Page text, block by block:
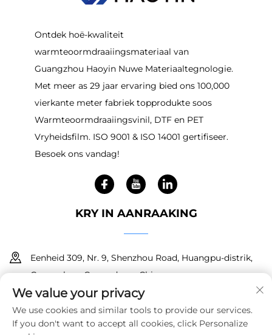
Ontdek hoë-kwaliteit
warmteoormdraaiingsmateriaal van
Guangzhou Haoyin Nuwe Materiaaltegnologie.
Met meer as 29 jaar ervaring bied ons 100,000
vierkante meter fabriek topprodukte soos
Warmteoormdraaiingsvinil, DTF en PET
Vryheidsfilm. ISO 9001 & ISO 14001 gertifiseer.
Besoek ons vandag!
KRY IN AANRAAKING
Eenheid 309, Nr. 9, Shenzhou Road, Huangpu-distrik,
Guangzhou, Guangdong, China
+86 18150601728
[email protected]
We value your privacy
We use cookies and similar tools to provide our services.
If you don't want to accept all cookies, click Personalize